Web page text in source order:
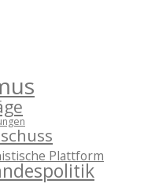
Plattform